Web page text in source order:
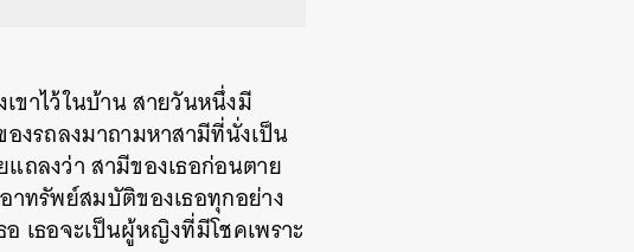
ขาไว้ในบ้าน สายวันหนึ่งมี
งรถลงมาถามหาสามีที่นั่งเป็น
ถลงว่า สามีของเธอก่อนตาย
าทรัพย์สมบัติของเธอทุกอย่าง
เธอจะเป็นผู้หญิงที่มีโชคเพราะ